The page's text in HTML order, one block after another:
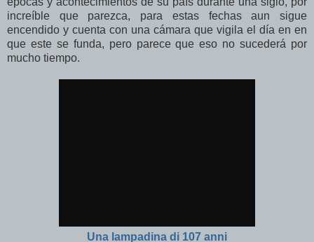
increíble que parezca, para estas fechas aun sigue
encendido y cuenta con una cámara que vigila el día en en
que este se funda, pero parece que eso no sucederá por
mucho tiempo.
Una lampadina di 107 anni